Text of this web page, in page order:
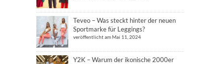
Teveo – Was steckt hinter der neuen
Sportmarke für Leggings?
veröffentlicht am Mai 11, 2024
Y2K – Warum der ikonische 2000er